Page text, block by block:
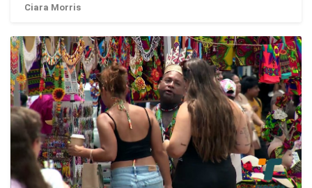
Ciara Morris